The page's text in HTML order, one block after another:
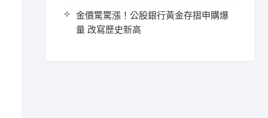
金價驚驚漲！公股銀行黃金存摺申購爆
量 改寫歷史新高